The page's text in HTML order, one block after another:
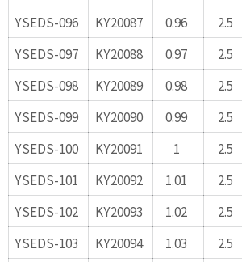
YSEDS-096
KY20087 0.96 2.5
YSEDS-097
KY20088 0.97 2.5
YSEDS-098
KY20089 0.98 2.5
YSEDS-099
KY20090 0.99 2.5
YSEDS-100
KY20091 1 2.5
YSEDS-101
KY20092 1.01 2.5
YSEDS-102
KY20093 1.02 2.5
YSEDS-103
KY20094 1.03 2.5